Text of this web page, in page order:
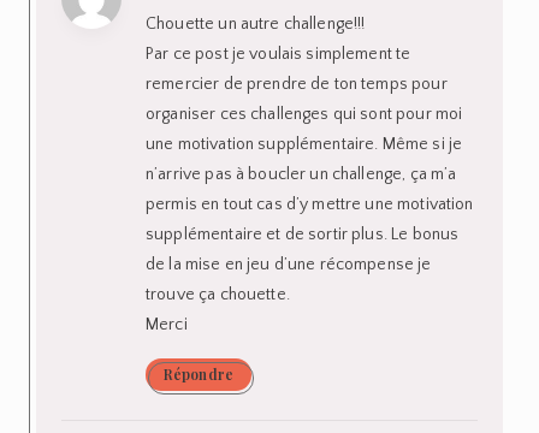
Chouette un autre challenge!!!
Par ce post je voulais simplement te
remercier de prendre de ton temps pour
organiser ces challenges qui sont pour moi
une motivation supplémentaire. Même si je
n’arrive pas à boucler un challenge, ça m’a
permis en tout cas d’y mettre une motivation
supplémentaire et de sortir plus. Le bonus
de la mise en jeu d’une récompense je
trouve ça chouette.
Merci
Répondre